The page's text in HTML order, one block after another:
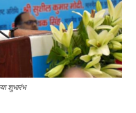
शुभारंभ